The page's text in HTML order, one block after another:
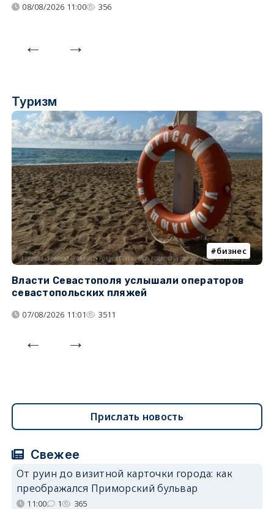
08/08/2026 11:00 356
Туризм
бизнес
Власти Севастополя услышали операторов
севастопольских пляжей
07/08/2026 11:01 3511
Прислать новость
Свежее
От руин до визитной карточки города: как
преображался Приморский бульвар
11:00 1 365